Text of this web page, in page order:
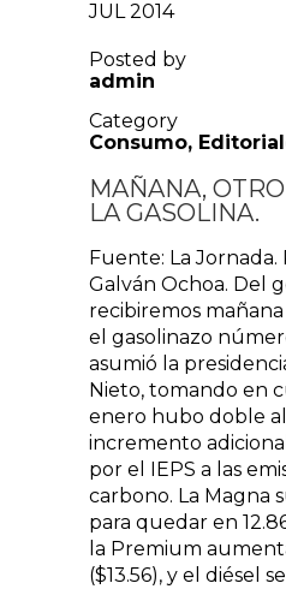
JUL 2014
Posted by
admin
Category
Consumo,
MAÑANA,
LA GASOLINA.
Fuente: La Jornada.
Galván Ochoa. Del
recibiremos
el gasolinazo
asumió la
Nieto, tomando en
enero hubo doble
incremento
por el IEPS a las
carbono. La Magna
para quedar en
la Premium
($13.56), y el diésel